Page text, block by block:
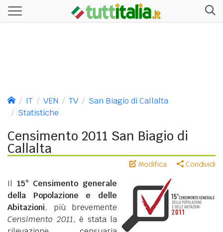
IT VEN TV
San Biagio di Callalta
Statistiche
Censimento 2011 San Biagio di
Callalta
Modifica Condividi
Il 15° Censimento generale
della Popolazione e delle
Abitazioni, più brevemente
Censimento 2011, è stata la